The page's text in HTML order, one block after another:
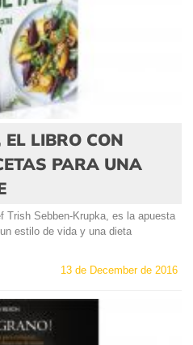
EL LIBRO CON
PARA UNA
Trish Sebben-Krupka, es la apuesta
estilo de vida y una dieta
13 de December de 2016